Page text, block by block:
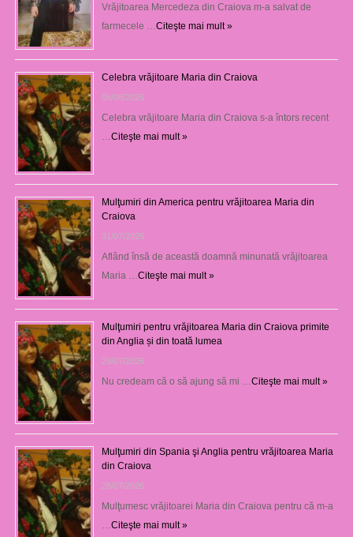
Vrăjitoarea Mercedeza din Craiova m-a salvat de
farmecele … Citeşte mai mult »
Celebra vrăjitoare Maria din Craiova
06/08/2026
Celebra vrăjitoare Maria din Craiova s-a întors recent
Citeşte mai mult »
Mulţumiri din America pentru vrăjitoarea Maria din
Craiova
31/07/2026
Aflând însă de această doamnă minunată vrăjitoarea
Maria … Citeşte mai mult »
Mulţumiri pentru vrăjitoarea Maria din Craiova primite
din Anglia și din toată lumea
29/07/2026
Nu credeam că o să ajung să mi … Citeşte mai mult »
Mulţumiri din Spania şi Anglia pentru vrăjitoarea Maria
din Craiova
28/07/2026
Mulţumesc vrăjitoarei Maria din Craiova pentru că m-a
Citeşte mai mult »